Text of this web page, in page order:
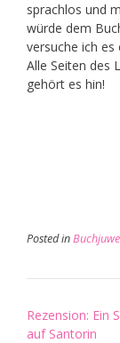
sprachlos und
würde dem
versuche ich
Alle Seiten des
gehört es hin!
Posted in
Post
navigation
Rezension: Ein
auf Santorin